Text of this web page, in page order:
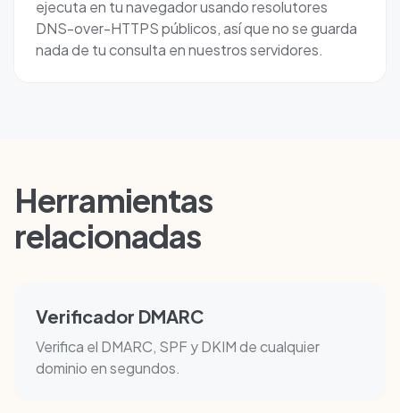
ejecuta en tu navegador usando resolutores
DNS-over-HTTPS públicos, así que no se guarda
nada de tu consulta en nuestros servidores.
Herramientas
relacionadas
Verificador DMARC
Verifica el DMARC, SPF y DKIM de cualquier
dominio en segundos.